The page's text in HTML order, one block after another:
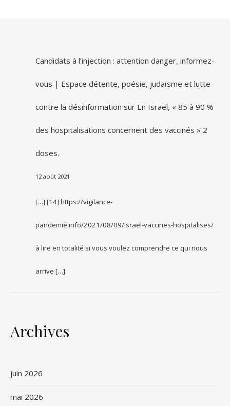
Candidats à l’injection : attention danger, informez-
vous | Espace détente, poésie, judaïsme et lutte
contre la désinformation sur En Israël, « 85 à 90 %
des hospitalisations concernent des vaccinés » 2
doses.
12 août 2021
[…] [14] https://vigilance-
pandemie.info/2021/08/09/israel-vaccines-hospitalises/
à lire en totalité si vous voulez comprendre ce qui nous
arrive […]
Archives
juin 2026
mai 2026